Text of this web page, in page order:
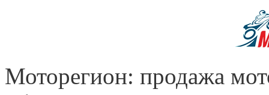
Моторегион: продажа